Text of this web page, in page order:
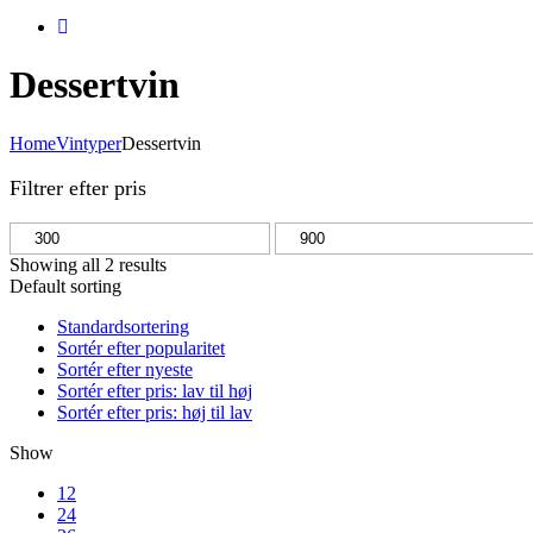
Dessertvin
HomeVintyperDessertvin
Filtrer efter pris
Mindste
pris
Højeste
pris
Showing all 2 results
Default sorting
Standardsortering
Sortér efter popularitet
Sortér efter nyeste
Sortér efter pris: lav til høj
Sortér efter pris: høj til lav
Show
12
24